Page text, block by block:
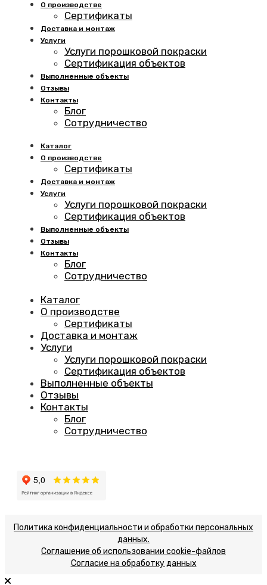
О производстве
Сертификаты
Доставка и монтаж
Услуги
Услуги порошковой покраски
Сертификация объектов
Выполненные объекты
Отзывы
Контакты
Блог
Сотрудничество
Каталог
О производстве
Сертификаты
Доставка и монтаж
Услуги
Услуги порошковой покраски
Сертификация объектов
Выполненные объекты
Отзывы
Контакты
Блог
Сотрудничество
Каталог
О производстве
Сертификаты
Доставка и монтаж
Услуги
Услуги порошковой покраски
Сертификация объектов
Выполненные объекты
Отзывы
Контакты
Блог
Сотрудничество
Политика конфиденциальности и обработки персональных
данных.
Соглашение об использовании cookie-файлов
Согласие на обработку данных